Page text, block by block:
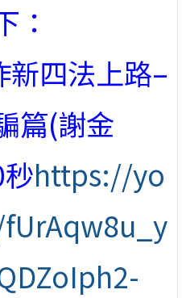
：
新四法上路–
篇(謝金
https://yo